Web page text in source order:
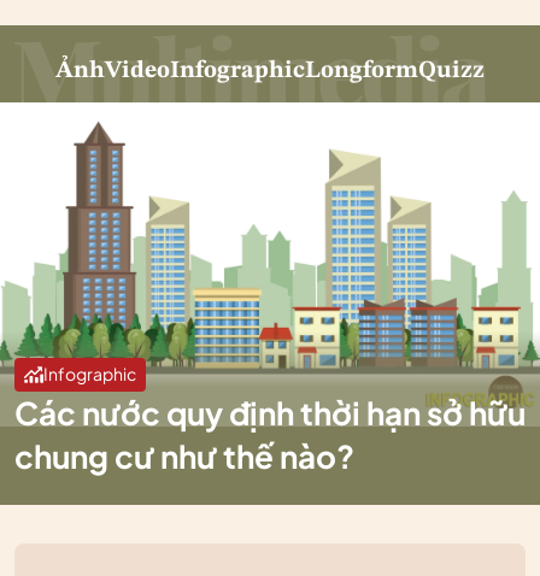
ẢnhVideoInfographicLongformQuizz
Infographic
Các nước quy định thời hạn sở hữu
chung cư như thế nào?